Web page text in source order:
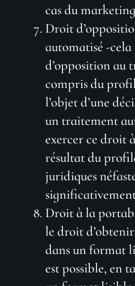
cas du
Droit
automatisé -
d’opposition au
compris du
l’objet d’une
un traitement
exercer ce droit
résultat du
juridiques
Droit à la
le droit
dans un format
est possible, en